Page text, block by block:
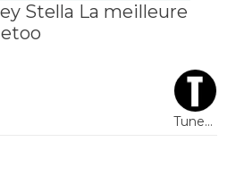
Stella La meilleure
Tunetoo